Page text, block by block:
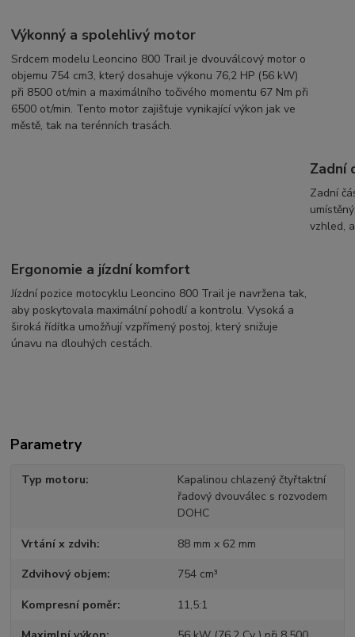
Výkonný a spolehlivý motor
Srdcem modelu Leoncino 800 Trail je dvouválcový motor o
objemu 754 cm3, který dosahuje výkonu 76,2 HP (56 kW)
při 8500 ot/min a maximálního točivého momentu 67 Nm při
6500 ot/min. Tento motor zajišťuje vynikající výkon jak ve
městě, tak na terénních trasách.
Zadní
Zadní
vzhled,
Ergonomie a jízdní komfort
Jízdní pozice motocyklu Leoncino 800 Trail je navržena tak,
aby poskytovala maximální pohodlí a kontrolu. Vysoká a
široká řídítka umožňují vzpřímený postoj, který snižuje
únavu na dlouhých cestách.
Parametry
Typ motoru
Kapalinou chlazený čtyřtaktní
řadový dvouválec s rozvodem
DOHC
Vrtání x zdvih 88 mm x 62 mm
Zdvihový objem 754 cm³
Kompresní poměr 11,5:1